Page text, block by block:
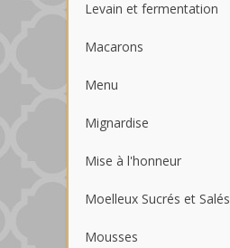
Levain et fermentation
Macarons
Menu
Mignardise
Mise à l'honneur
Moelleux Sucrés et Salés
Mousses